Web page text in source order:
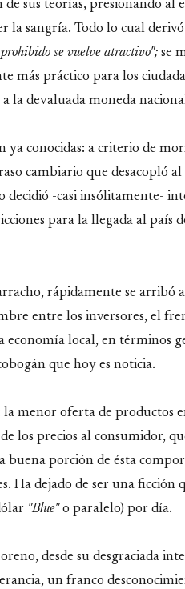
sus teorías, presionando al
la sangría. Todo lo cual
se vuelve atractivo"; se
más práctico para los
la devaluada moneda
ya conocidas: a criterio de
cambiario que desacopló
decidió -casi insólitamente-
para la llegada al país
rápidamente se arribó
entre los inversores, el
economía local, en términos
que hoy es noticia.
menor oferta de productos
los precios al consumidor,
buena porción de ésta
Ha dejado de ser una ficción
"Blue"o paralelo) por día.
desde su desgraciada
un franco